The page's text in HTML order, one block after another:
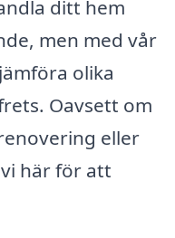
ditt hem
men med vår
olika
Oavsett om
eller
här för att